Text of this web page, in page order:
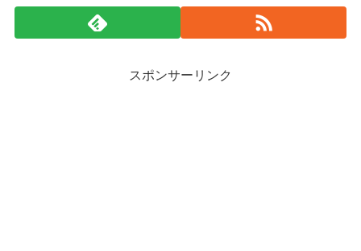
スポンサーリンク